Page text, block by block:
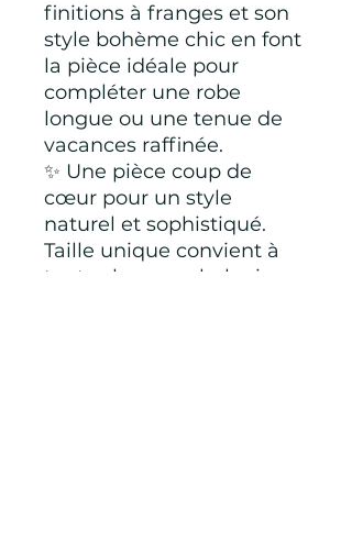
finitions à franges et son
style bohème chic en font
la pièce idéale pour
compléter une robe
longue ou une tenue de
vacances raffinée.
✨ Une pièce coup de
cœur pour un style
naturel et sophistiqué.
Taille unique convient à
toutes les morphologies